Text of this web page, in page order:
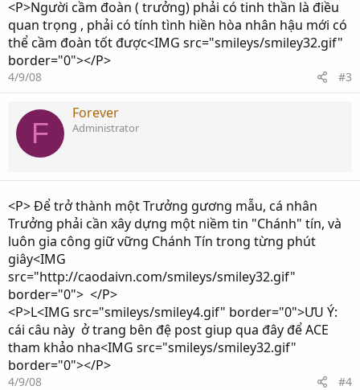
<P>Người cầm đoàn ( trưởng) phải có tinh thần là điều
quan trọng , phải có tính tình hiền hòa nhân hậu mới có
thể cầm đoàn tốt được<IMG src="smileys/smiley32.gif"
border="0"></P>
4/9/08 #3
F
Forever
Administrator
<P> Để trở thành một Trưởng gương mẫu, cá nhân
Trưởng phải cần xây dựng một niềm tin "Chánh" tín, và
luôn gia công giữ vững Chánh Tín trong từng phút
giây<IMG
src="http://caodaivn.com/smileys/smiley32.gif"
border="0"> </P>
<P>L<IMG src="smileys/smiley4.gif" border="0">ƯU Ý:
cái câu này ở trang bên đệ post giup qua đây để ACE
tham khảo nha<IMG src="smileys/smiley32.gif"
border="0"></P>
4/9/08 #4